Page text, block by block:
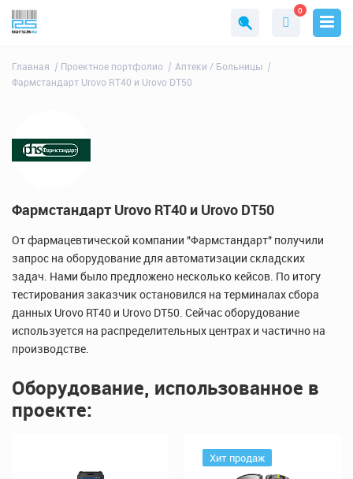
0
Главная Проектное портфолио
Аптеки / Больницы
Фармстандарт Urovo RT40 и Urovo DT50
Фармстандарт Urovo RT40 и Urovo DT50
От фармацевтической компании "Фармстандарт" получили
запрос на оборудование для автоматизации складских
задач. Нами было предложено несколько кейсов. По итогу
тестирования заказчик остановился на терминалах сбора
данных Urovo RT40 и Urovo DT50. Сейчас оборудование
используется на распределительных центрах и частично на
производстве.
Оборудование, использованное в
проекте:
Хит продаж